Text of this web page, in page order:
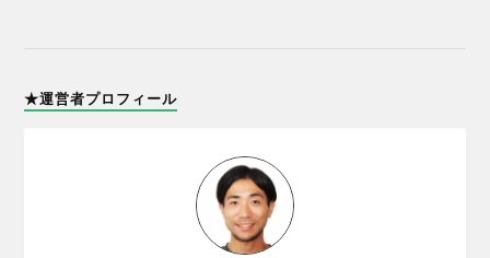
★運営者プロフィール